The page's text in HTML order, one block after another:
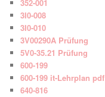
352-001
3I0-008
3I0-010
3V00290A Prüfung
5V0-35.21 Prüfung
600-199
600-199 it-Lehrplan pdf
640-816